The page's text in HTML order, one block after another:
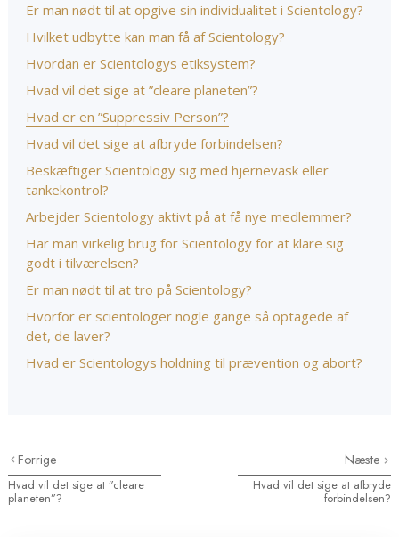
Er man nødt til at opgive sin individualitet i Scientology?
Hvilket udbytte kan man få af Scientology?
Hvordan er Scientologys etiksystem?
Hvad vil det sige at ”cleare planeten”?
Hvad er en ”Suppressiv Person”?
Hvad vil det sige at afbryde forbindelsen?
Beskæftiger Scientology sig med hjernevask eller
tankekontrol?
Arbejder Scientology aktivt på at få nye medlemmer?
Har man virkelig brug for Scientology for at klare sig
godt i tilværelsen?
Er man nødt til at tro på Scientology?
Hvorfor er scientologer nogle gange så optagede af
det, de laver?
Hvad er Scientologys holdning til prævention og abort?
Forrige
Hvad vil det sige at ”cleare
planeten”?
Næste
Hvad vil det sige at afbryde
forbindelsen?